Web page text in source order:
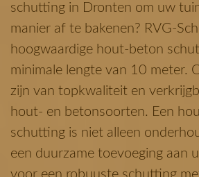
schutting in Dronten om uw
manier af te bakenen? RVG-
hoogwaardige hout-beton
minimale lengte van 10 meter.
zijn van topkwaliteit en
hout- en betonsoorten. Een
schutting is niet alleen
een duurzame toevoeging aan